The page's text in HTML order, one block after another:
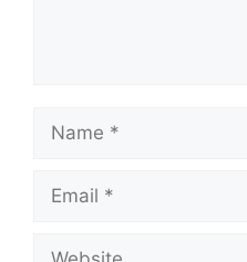
Name
Email
Website